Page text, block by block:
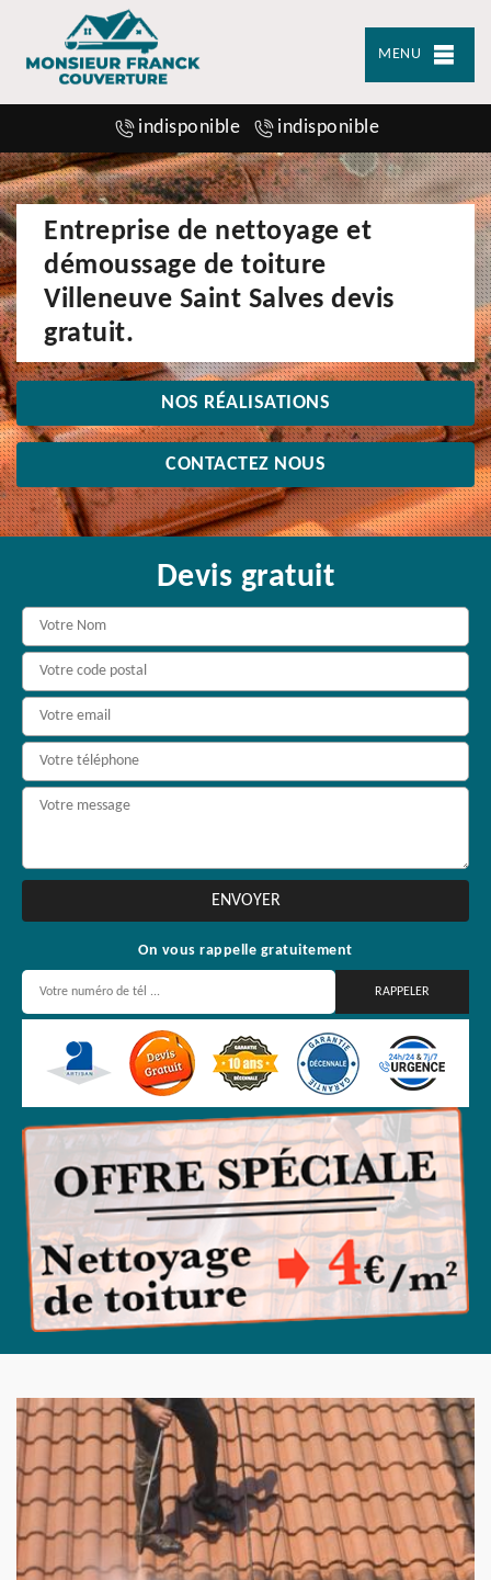
MENU
indisponible indisponible
Entreprise de nettoyage et
démoussage de toiture
Villeneuve Saint Salves devis
gratuit.
NOS RÉALISATIONS
CONTACTEZ NOUS
Devis gratuit
On vous rappelle gratuitement